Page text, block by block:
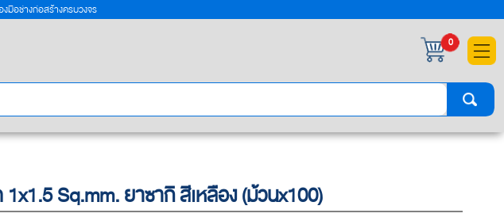
×
มือช่างก่อสร้างครบวงจร
0
Sq.mm. ยาซากิ สีเหลือง (ม้วนx100)